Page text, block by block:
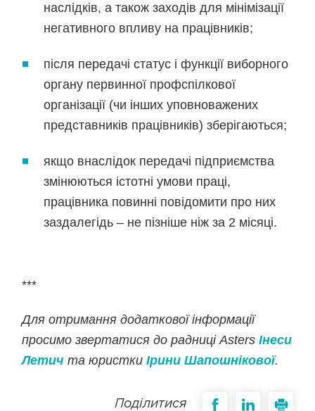
наслідків, а також заходів для мінімізації
негативного впливу на працівників;
після передачі статус і функції виборного
органу первинної профспілкової
організації (чи інших уповноважених
представників працівників) зберігаються;
якщо внаслідок передачі підприємства
змінюються істотні умови праці,
працівника повинні повідомити про них
заздалегідь – не пізніше ніж за 2 місяці.
***
Для отримання додаткової інформації
просимо звертатися до радниці AstersІнеси
Летич та юристкиІрини Шапошнікової.
Поділитися